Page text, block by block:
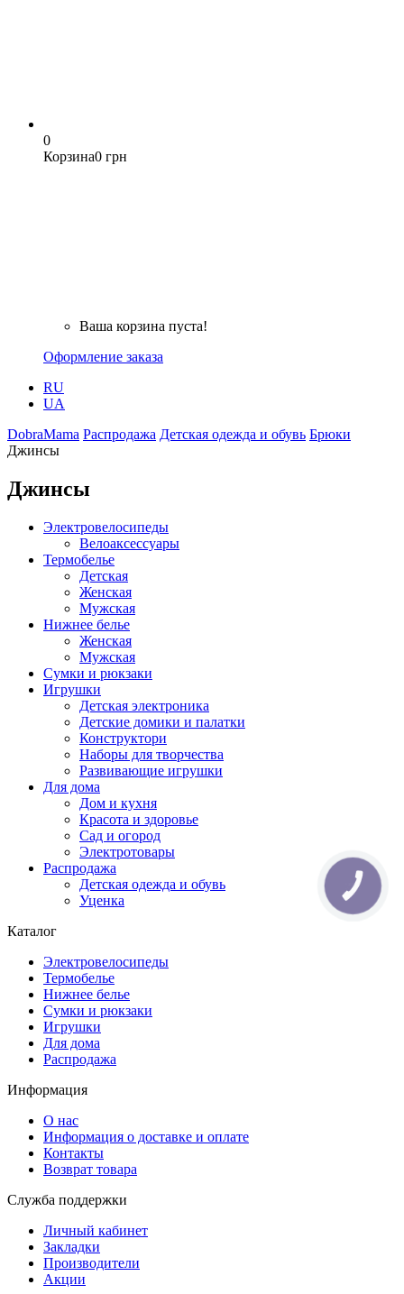
0
Корзина0 грн
Ваша корзина пуста!
Оформление заказа
RU
UA
DobraMama Распродажа Детская одежда и обувь Брюки
Джинсы
Джинсы
Электровелосипеды
Велоаксессуары
Термобелье
Детская
Женская
Мужская
Нижнее белье
Женская
Мужская
Сумки и рюкзаки
Игрушки
Детская электроника
Детские домики и палатки
Конструктори
Наборы для творчества
Развивающие игрушки
Для дома
Дом и кухня
Красота и здоровье
Сад и огород
Электротовары
Распродажа
Детская одежда и обувь
Уценка
Каталог
Электровелосипеды
Термобелье
Нижнее белье
Сумки и рюкзаки
Игрушки
Для дома
Распродажа
Информация
О нас
Информация о доставке и оплате
Контакты
Возврат товара
Служба поддержки
Личный кабинет
Закладки
Производители
Акции
КНОПКА
ЗВ'ЯЗКУ